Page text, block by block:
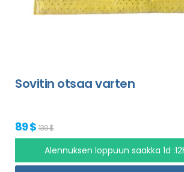
Sovitin otsaa varten
89 $139 $
Alennuksen loppuun saakka1d